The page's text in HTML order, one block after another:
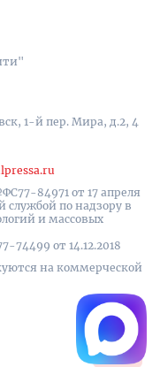
1-й пер. Мира, д.2, 4
84971 от 17 апреля
службой по надзору в
и массовых
от 14.12.2018
на коммерческой